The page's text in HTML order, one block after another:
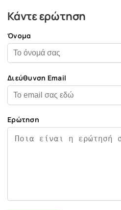
Κάντε ερώτηση
Όνομα
Διεύθυνση Email
Ερώτηση